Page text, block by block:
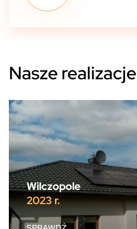
Nasze realizacje
Wilczopole
2023 r.